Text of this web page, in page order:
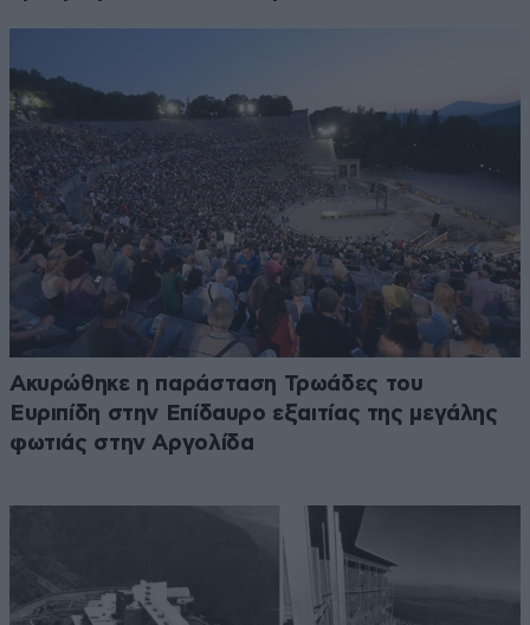
Ακυρώθηκε η παράσταση Τρωάδες του
Ευριπίδη στην Επίδαυρο εξαιτίας της μεγάλης
φωτιάς στην Αργολίδα